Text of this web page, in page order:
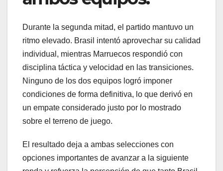
Durante la segunda mitad, el partido mantuvo un
ritmo elevado. Brasil intentó aprovechar su calidad
individual, mientras Marruecos respondió con
disciplina táctica y velocidad en las transiciones.
Ninguno de los dos equipos logró imponer
condiciones de forma definitiva, lo que derivó en
un empate considerado justo por lo mostrado
sobre el terreno de juego.
El resultado deja a ambas selecciones con
opciones importantes de avanzar a la siguiente